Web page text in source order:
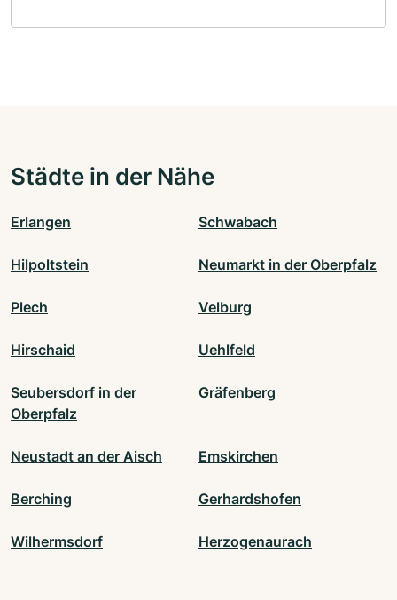
Städte in der Nähe
Erlangen Schwabach
Hilpoltstein Neumarkt in der Oberpfalz
Plech Velburg
Hirschaid Uehlfeld
Seubersdorf in der
Oberpfalz
Gräfenberg
Neustadt an der Aisch Emskirchen
Berching Gerhardshofen
Wilhermsdorf Herzogenaurach